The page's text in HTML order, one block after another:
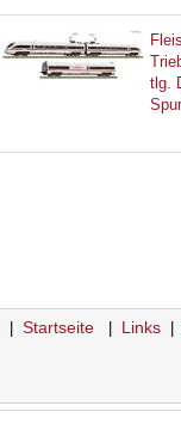
tlg.
Startseite Links